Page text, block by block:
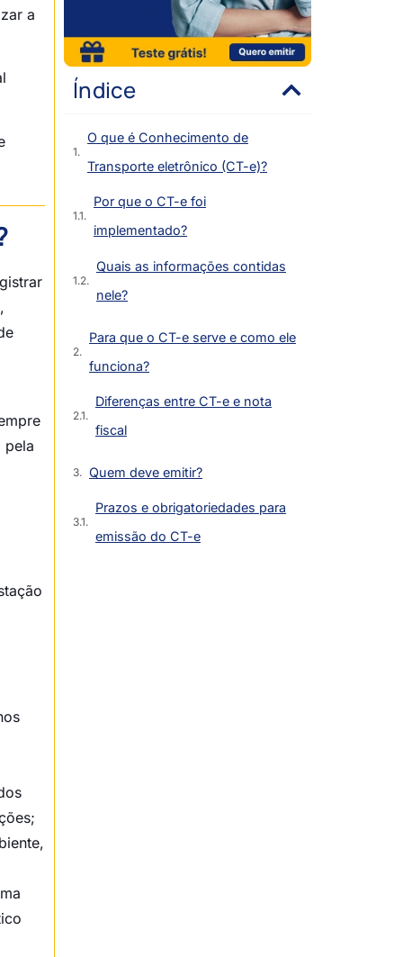
a
pela
Índice
O que é Conhecimento de
Transporte eletrônico (CT-e)?
Por que o CT-e foi
implementado?
Quais as informações contidas
nele?
Para que o CT-e serve e como ele
funciona?
Diferenças entre CT-e e nota
fiscal
Quem deve emitir?
Prazos e obrigatoriedades para
emissão do CT-e